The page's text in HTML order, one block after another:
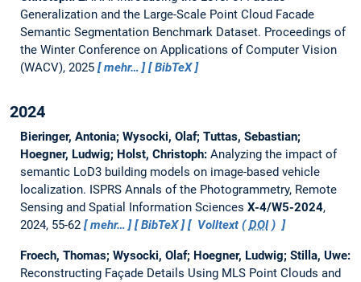
Generalization and the Large-Scale Point Cloud Facade
Semantic Segmentation Benchmark Dataset. Proceedings of
the Winter Conference on Applications of Computer Vision
(WACV), 2025
mehr… BibTeX
2024
Bieringer, Antonia; Wysocki, Olaf; Tuttas, Sebastian;
Hoegner, Ludwig; Holst, Christoph: Analyzing the impact of
semantic LoD3 building models on image-based vehicle
localization. ISPRS Annals of the Photogrammetry, Remote
Sensing and Spatial Information Sciences X-4/W5-2024,
2024, 55-62
mehr… BibTeX Volltext (DOI)
Froech, Thomas; Wysocki, Olaf; Hoegner, Ludwig; Stilla, Uwe:
Reconstructing Façade Details Using MLS Point Clouds and